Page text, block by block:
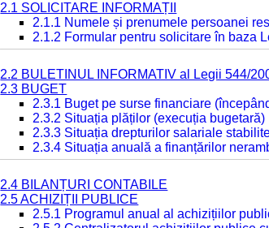
2.1 SOLICITARE INFORMAȚII
2.1.1 Numele și prenumele persoanei
2.1.2 Formular pentru solicitare în baza
2.2 BULETINUL INFORMATIV al Legii 544/
2.3 BUGET
2.3.1 Buget pe surse financiare
2.3.2 Situația plăților (execuția bugetară)
2.3.3 Situația drepturilor salariale
2.3.4 Situația anuală a finanțărilor
2.4 BILANȚURI CONTABILE
2.5 ACHIZIȚII PUBLICE
2.5.1 Programul anual al achizițiilor